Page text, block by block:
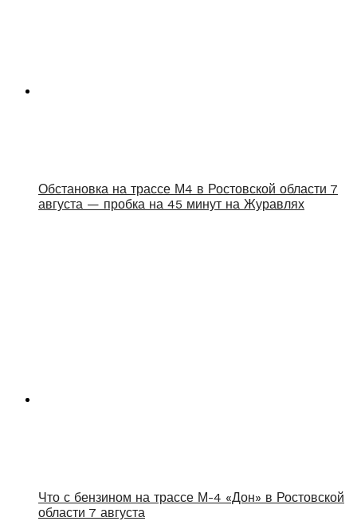
Обстановка на трассе М4 в Ростовской области 7
августа — пробка на 45 минут на Журавлях
Что с бензином на трассе М-4 «Дон» в Ростовской
области 7 августа